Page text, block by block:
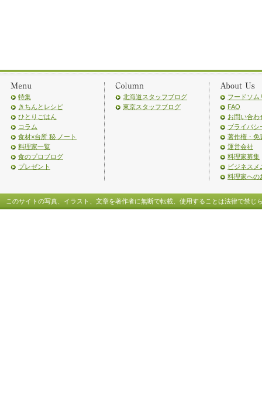
特集
きちんとレシピ
ひとりごはん
コラム
食材×台所 秘 ノート
料理家一覧
食のプロブログ
プレゼント
北海道スタッフブログ
東京スタッフブログ
フードソム
FAQ
お問い合わ
プライバシ
著作権・免
運営会社
料理家募集
ビジネスメ
料理家への
このサイトの写真、イラスト、文章を著作者に無断で転載、使用することは法律で禁じ